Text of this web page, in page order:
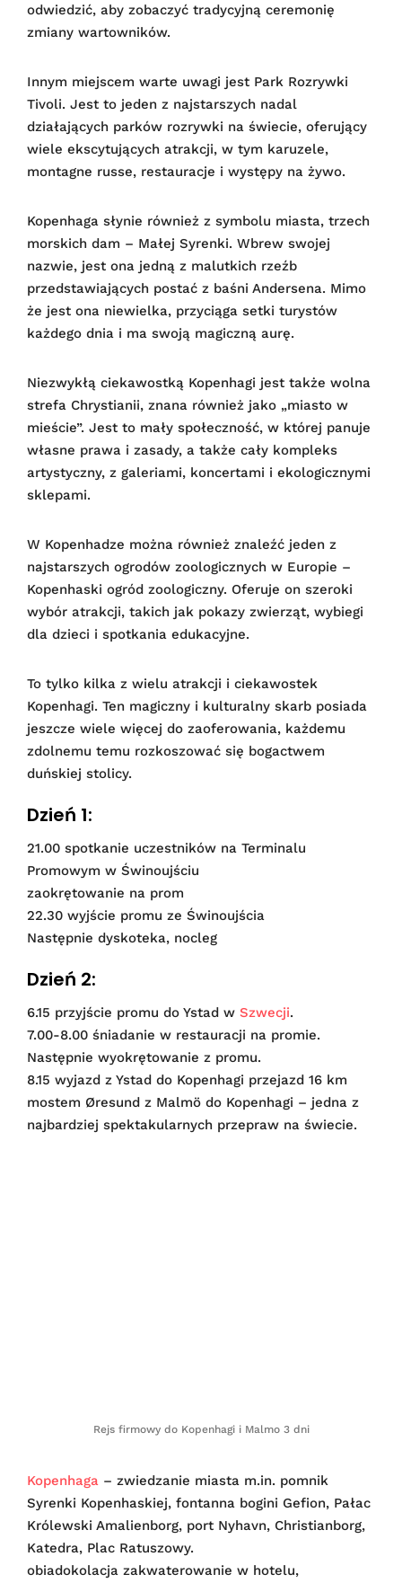
odwiedzić, aby zobaczyć tradycyjną ceremonię
zmiany wartowników.
Innym miejscem warte uwagi jest Park Rozrywki
Tivoli. Jest to jeden z najstarszych nadal
działających parków rozrywki na świecie, oferujący
wiele ekscytujących atrakcji, w tym karuzele,
montagne russe, restauracje i występy na żywo.
Kopenhaga słynie również z symbolu miasta, trzech
morskich dam – Małej Syrenki. Wbrew swojej
nazwie, jest ona jedną z malutkich rzeźb
przedstawiających postać z baśni Andersena. Mimo
że jest ona niewielka, przyciąga setki turystów
każdego dnia i ma swoją magiczną aurę.
Niezwykłą ciekawostką Kopenhagi jest także wolna
strefa Chrystianii, znana również jako „miasto w
mieście”. Jest to mały społeczność, w której panuje
własne prawa i zasady, a także cały kompleks
artystyczny, z galeriami, koncertami i ekologicznymi
sklepami.
W Kopenhadze można również znaleźć jeden z
najstarszych ogrodów zoologicznych w Europie –
Kopenhaski ogród zoologiczny. Oferuje on szeroki
wybór atrakcji, takich jak pokazy zwierząt, wybiegi
dla dzieci i spotkania edukacyjne.
To tylko kilka z wielu atrakcji i ciekawostek
Kopenhagi. Ten magiczny i kulturalny skarb posiada
jeszcze wiele więcej do zaoferowania, każdemu
zdolnemu temu rozkoszować się bogactwem
duńskiej stolicy.
Dzień 1:
21.00 spotkanie uczestników na Terminalu
Promowym w Świnoujściu
zaokrętowanie na prom
22.30 wyjście promu ze Świnoujścia
Następnie dyskoteka, nocleg
Dzień 2:
6.15 przyjście promu do Ystad w Szwecji.
7.00-8.00 śniadanie w restauracji na promie.
Następnie wyokrętowanie z promu.
8.15 wyjazd z Ystad do Kopenhagi przejazd 16 km
mostem Øresund z Malmö do Kopenhagi – jedna z
najbardziej spektakularnych przepraw na świecie.
Rejs firmowy do Kopenhagi i Malmo 3 dni
Kopenhaga – zwiedzanie miasta m.in. pomnik
Syrenki Kopenhaskiej, fontanna bogini Gefion, Pałac
Królewski Amalienborg, port Nyhavn, Christianborg,
Katedra, Plac Ratuszowy.
obiadokolacja zakwaterowanie w hotelu,